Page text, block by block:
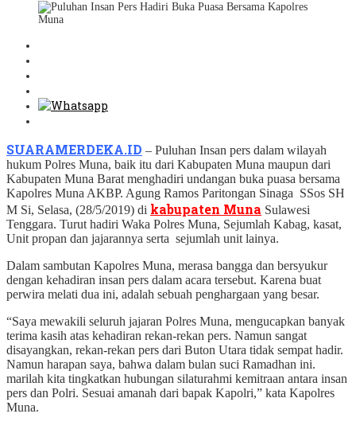
SUARAMERDEKA.ID – Puluhan Insan pers dalam wilayah
hukum Polres Muna, baik itu dari Kabupaten Muna maupun dari
Kabupaten Muna Barat menghadiri undangan buka puasa bersama
Kapolres Muna AKBP. Agung Ramos Paritongan Sinaga SSos SH
M Si, Selasa, (28/5/2019) di kabupaten Muna Sulawesi
Tenggara. Turut hadiri Waka Polres Muna, Sejumlah Kabag, kasat,
Unit propan dan jajarannya serta sejumlah unit lainya.
Dalam sambutan Kapolres Muna, merasa bangga dan bersyukur
dengan kehadiran insan pers dalam acara tersebut. Karena buat
perwira melati dua ini, adalah sebuah penghargaan yang besar.
“Saya mewakili seluruh jajaran Polres Muna, mengucapkan banyak
terima kasih atas kehadiran rekan-rekan pers. Namun sangat
disayangkan, rekan-rekan pers dari Buton Utara tidak sempat hadir.
Namun harapan saya, bahwa dalam bulan suci Ramadhan ini.
marilah kita tingkatkan hubungan silaturahmi kemitraan antara insan
pers dan Polri. Sesuai amanah dari bapak Kapolri,” kata Kapolres
Muna.